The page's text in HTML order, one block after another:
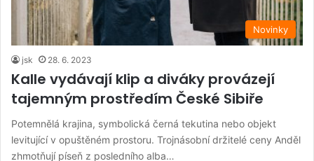
Novinky
jsk 28. 6. 2023
Kalle vydávají klip a diváky provázejí
tajemným prostředím České Sibiře
Potemnělá krajina, symbolická černá tekutina nebo objekt
levitující v opuštěném prostoru. Trojnásobní držitelé ceny Anděl
zhmotňují píseň z posledního alba…